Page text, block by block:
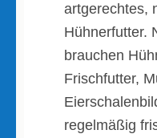
artgerechtes,
Hühnerfutter.
brauchen
Frischfutter,
regelmäßig